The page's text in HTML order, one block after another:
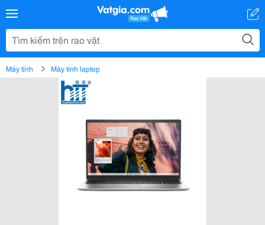
Máy tính Máy tính laptop